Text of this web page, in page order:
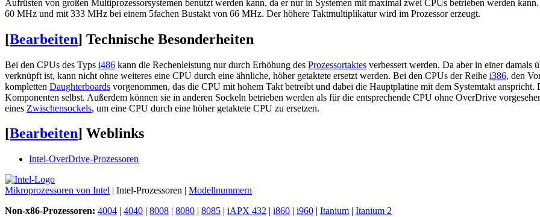
Aufrüsten von großen Multiprozessorsystemen benutzt werden kann, da er nur in Systemen mit maximal zwei CPUs betrieben werden
60 MHz und mit 333 MHz bei einem 5fachen Bustakt von 66 MHz. Der höhere Taktmultiplikatur wird im Prozessor erzeugt.
[Bearbeiten] Technische Besonderheiten
Bei den CPUs des Typs i486 kann die Rechenleistung nur durch Erhöhung des Prozessortaktes verbessert werden. Da aber in einer damals
verknüpft ist, kann nicht ohne weiteres eine CPU durch eine ähnliche, höher getaktete ersetzt werden. Bei den CPUs der Reihe i386, den
kompletten Daughterboards vorgenommen, das die CPU mit hohem Takt betreibt und dabei die Hauptplatine mit dem Systemtakt
Komponenten selbst. Außerdem können sie in anderen Sockeln betrieben werden als für die entsprechende CPU ohne OverDrive
eines Zwischensockels, um eine CPU durch eine höher getaktete CPU zu ersetzen.
[Bearbeiten] Weblinks
Intel-OverDrive-Prozessoren
Mikroprozessoren von Intel | Intel-Prozessoren | Modellnummern
Non-x86-Prozessoren: 4004 | 4040 | 8008 | 8080 | 8085 | iAPX 432 | i860 | i960 | Itanium | Itanium 2